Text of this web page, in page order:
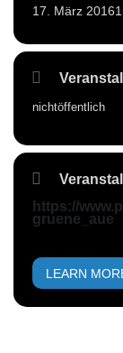
17. März 2016
nichtöffentlich
https://
gruene_aue
LEARN